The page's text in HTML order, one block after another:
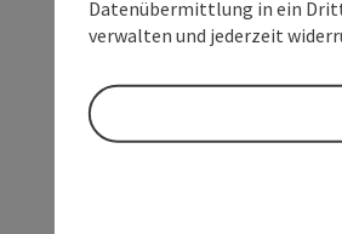
Datenübermittlung in ein
verwalten und jederzeit